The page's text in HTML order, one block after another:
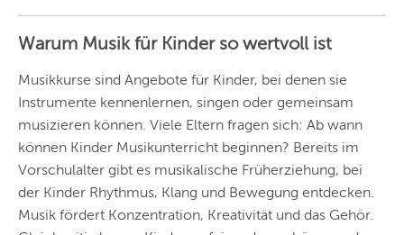
Vorschlag basierend
Hier findest du vor
allem Online-
Angebote und
Angebote außerhalb
unserer Städte.
BERLIN
MÜNCHEN
HAMBURG
Warum Musik für Kinder so wertvoll ist
Musikkurse sind Angebote für Kinder, bei denen sie
Instrumente kennenlernen, singen oder gemeinsam
musizieren können. Viele Eltern fragen sich: Ab wann
können Kinder Musikunterricht beginnen? Bereits im
Vorschulalter gibt es musikalische Früherziehung, bei
der Kinder Rhythmus, Klang und Bewegung entdecken.
Musik fördert Konzentration, Kreativität und das Gehör.